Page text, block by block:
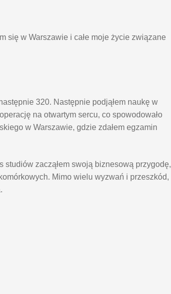
się w Warszawie i całe moje życie związane
320. Następnie podjąłem naukę w
na otwartym sercu, co spowodowało
w Warszawie, gdzie zdałem egzamin
zacząłem swoją biznesową przygodę,
Mimo wielu wyzwań i przeszkód,